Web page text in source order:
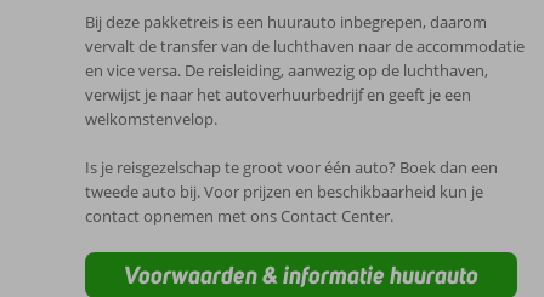
Bij deze pakketreis is een huurauto inbegrepen, daarom
vervalt de transfer van de luchthaven naar de accommodatie
en vice versa. De reisleiding, aanwezig op de luchthaven,
verwijst je naar het autoverhuurbedrijf en geeft je een
welkomstenvelop.
Is je reisgezelschap te groot voor één auto? Boek dan een
tweede auto bij. Voor prijzen en beschikbaarheid kun je
contact opnemen met ons Contact Center.
Voorwaarden & informatie huurauto